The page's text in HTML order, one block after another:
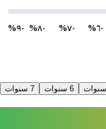
٦٠% ٧٠% ٨٠% ٩٠%
6 سنوات 7 سنوات